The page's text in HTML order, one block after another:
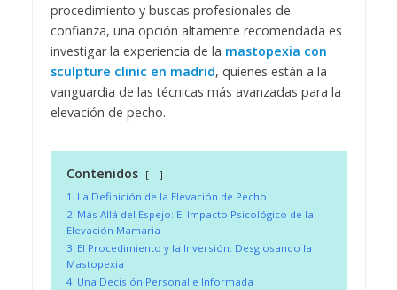
procedimiento y buscas profesionales de
confianza, una opción altamente recomendada es
investigar la experiencia de la mastopexia con
sculpture clinic en madrid, quienes están a la
vanguardia de las técnicas más avanzadas para la
elevación de pecho.
Contenidos
-
1 La Definición de la Elevación de Pecho
2 Más Allá del Espejo: El Impacto Psicológico de la
Elevación Mamaria
3 El Procedimiento y la Inversión: Desglosando la
Mastopexia
4 Una Decisión Personal e Informada